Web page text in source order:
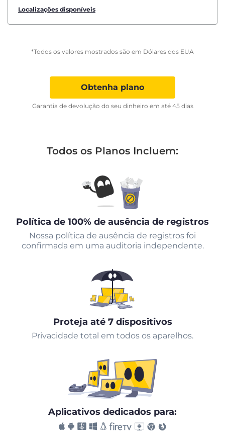
Localizações disponíveis
*Todos os valores mostrados são em Dólares dos EUA
Obtenha plano
Garantia de devolução do seu dinheiro em até 45 dias
Todos os Planos Incluem:
Política de 100% de ausência de registros
Nossa política de ausência de registros foi
confirmada em uma auditoria independente.
Proteja até 7 dispositivos
Privacidade total em todos os aparelhos.
Aplicativos dedicados para: